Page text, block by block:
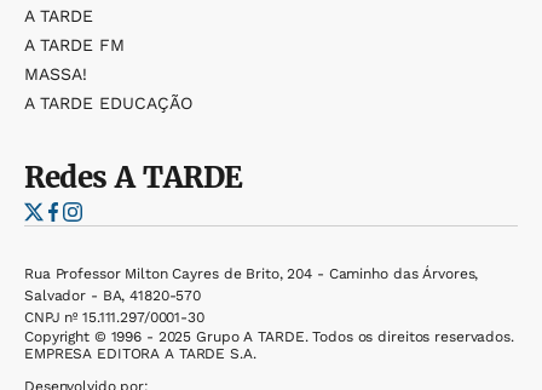
A TARDE
A TARDE FM
MASSA!
A TARDE EDUCAÇÃO
RedesA TARDE
Rua Professor Milton Cayres de Brito, 204 - Caminho das Árvores,
Salvador - BA, 41820-570
CNPJ nº 15.111.297/0001-30
Copyright © 1996 - 2025 Grupo A TARDE. Todos os direitos reservados.
EMPRESA EDITORA A TARDE S.A.
Desenvolvido por: